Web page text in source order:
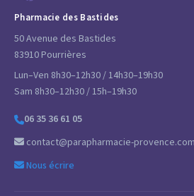
Pharmacie des Bastides
50 Avenue des Bastides
83910 Pourrières
Lun–Ven 8h30–12h30 / 14h30–19h30
Sam 8h30–12h30 / 15h–19h30
06 35 36 61 05
contact@parapharmacie-provence.com
Nous écrire